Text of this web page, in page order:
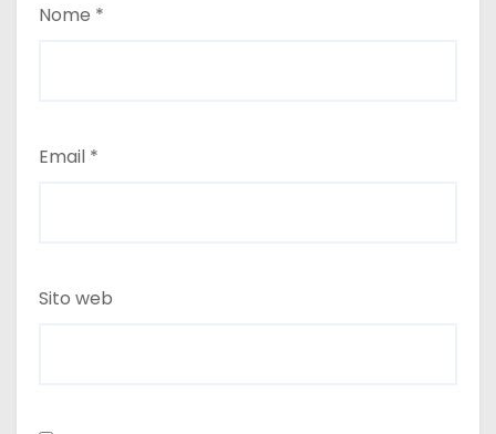
Nome *
Email *
Sito web